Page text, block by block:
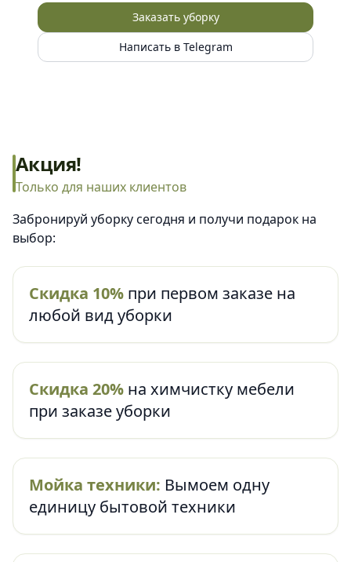
Заказать уборку
Написать в Telegram
Акция!
Только для наших клиентов
Забронируй уборку сегодня и получи подарок на
выбор:
Скидка 10% при первом заказе на
любой вид уборки
Скидка 20% на химчистку мебели
при заказе уборки
Мойка техники: Вымоем одну
единицу бытовой техники